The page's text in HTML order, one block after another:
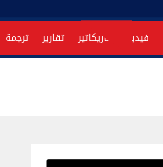
فيديو كاريكاتير تقارير ترجمة